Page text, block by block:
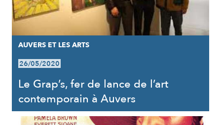
AUVERS ET LES ARTS
26/05/2020
Le Grap’s, fer de lance de l’art
contemporain à Auvers